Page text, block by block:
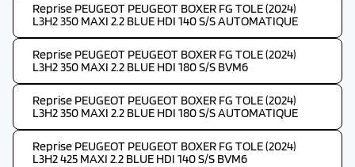
Reprise PEUGEOT PEUGEOT BOXER FG TOLE (2024)
L3H2 350 MAXI 2.2 BLUE HDI 140 S/S AUTOMATIQUE
Reprise PEUGEOT PEUGEOT BOXER FG TOLE (2024)
L3H2 350 MAXI 2.2 BLUE HDI 180 S/S BVM6
Reprise PEUGEOT PEUGEOT BOXER FG TOLE (2024)
L3H2 350 MAXI 2.2 BLUE HDI 180 S/S AUTOMATIQUE
Reprise PEUGEOT PEUGEOT BOXER FG TOLE (2024)
L3H2 425 MAXI 2.2 BLUE HDI 140 S/S BVM6